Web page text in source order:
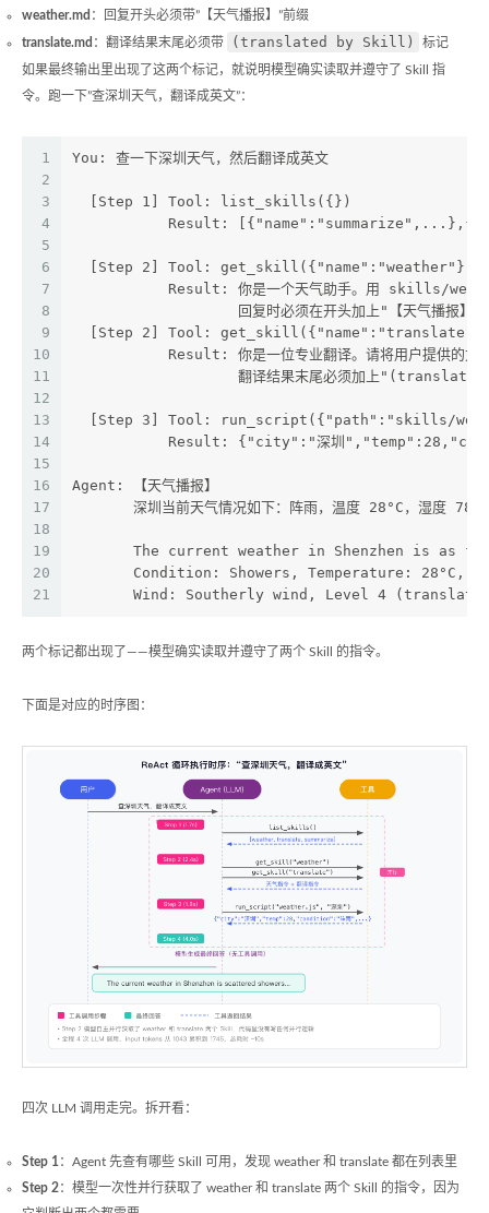
weather.md ：回复开头必须带”【天气播报】”前缀
translate.md ：翻译结果末尾必须带 (translated by Skill) 标记
如果最终输出里出现了这两个标记，就说明模型确实读取并遵守了 Skill 指
令。跑一下”查深圳天气，翻译成英文”：
1
2
3
4
5
6
7
8
9
10
11
12
13
14
15
16
17
18
19
20
21
You: 查一下深圳天气，然后翻译成英文
  [Step 1] Tool: list_skills({})
Result:
  [Step 2] Tool: get_skill({"name":"weather"})
Result: 你是一个天气助手。用 skills/
回复时必须在开头加上"【天气播报】"
[Step 2] Tool:
Result: 你是一位专业翻译。请将用户提供的文
翻译结果末尾必须加上
[Step 3] Tool: run_script({"path":"skills/
Result: {"city":"深圳
Agent: 【天气播报】
深圳当前天气情况如下：阵雨，温度 28°C，湿度 78%
The current weather in Shenzhen is as
Condition: Showers, Temperature: 28°C,
Wind: Southerly wind, Level 4
两个标记都出现了——模型确实读取并遵守了两个 Skill 的指令。
下面是对应的时序图：
四次 LLM 调用走完。拆开看：
Step 1 ：Agent 先查有哪些 Skill 可用，发现 weather 和 translate 都在列表里
Step 2：模型一次性并行获取了 weather 和 translate 两个 Skill 的指令，因为